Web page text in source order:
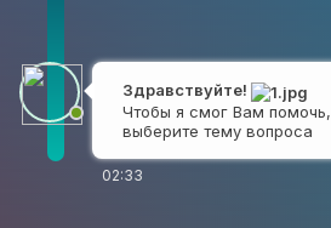
Здравствуйте!
Чтобы я смог Вам помочь,
выберите тему вопроса
02:33